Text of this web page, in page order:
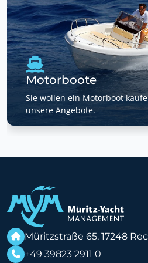
Motorboote
Sie wollen ein Motorboot
unsere Angebote.
Müritzstraße 65, 17248
+49 39823 2911 0